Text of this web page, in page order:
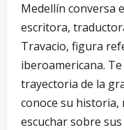
Medellín conversa
escritora,
Travacio, figura
iberoamericana.
trayectoria de la
conoce su historia,
escuchar sobre